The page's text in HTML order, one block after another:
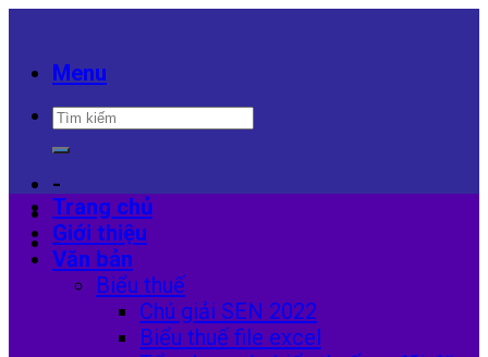
contentMenu
-
-
Trang chủ
Giới thiệu
Văn bản
Biểu thuế
Chú giải SEN 2022
Biểu thuế file excel